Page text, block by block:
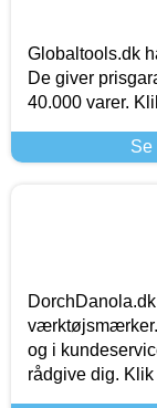
Globaltools.dk
De giver
40.000 varer.
Se
værktøjsmærker.
og i
rådgive dig.